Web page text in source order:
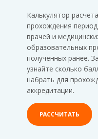
Калькулятор
прохождения
врачей и
образовательных
полученных ранее.
узнайте сколько
набрать для
аккредитации.
РАССЧИТАТЬ